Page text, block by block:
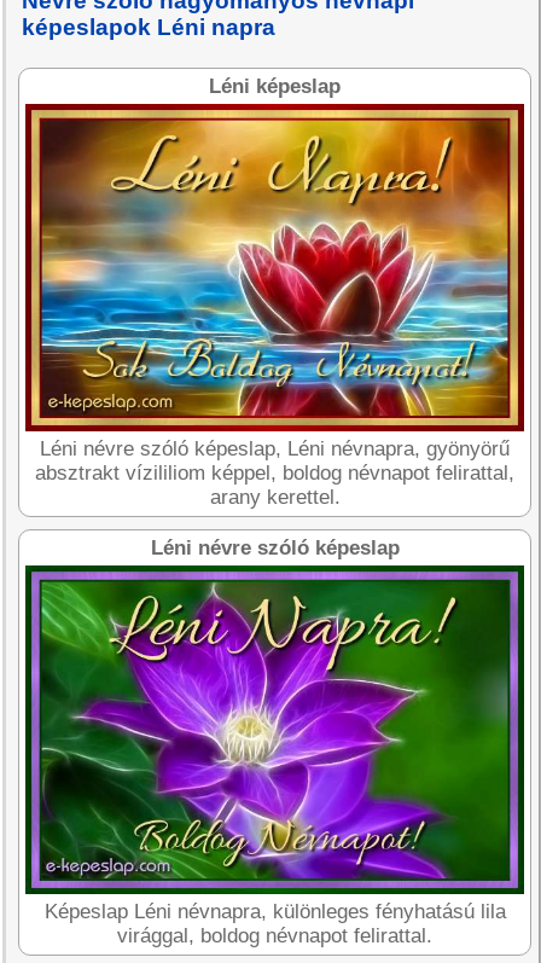
képeslapok Léni napra
Léni képeslap
Léni névre szóló képeslap, Léni névnapra, gyönyörű
absztrakt vízililiom képpel, boldog névnapot felirattal,
arany kerettel.
Léni névre szóló képeslap
Képeslap Léni névnapra, különleges fényhatású lila
virággal, boldog névnapot felirattal.